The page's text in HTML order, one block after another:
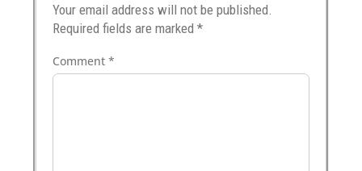
Your email address will not be published.
Required fields are marked*
Comment*